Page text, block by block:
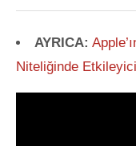
AYRICA:
Niteliğinde